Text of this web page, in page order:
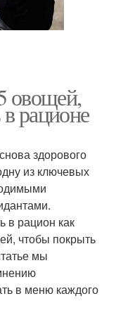
овощей,
рационе
здорового
из ключевых
в рацион как
чтобы покрыть
мы
в меню каждого